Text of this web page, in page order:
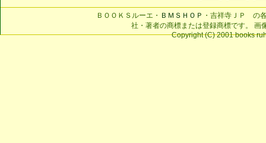
ＢＯＯＫＳルーエ・ ＢＭＳＨＯＰ ・吉祥寺ＪＰ の
社・著者の商標または登録商標です。 画
Copyright (C) 2001 books